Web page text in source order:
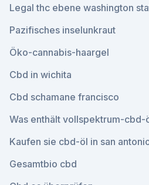
Legal thc ebene washington
Pazifisches inselunkraut
Öko-cannabis-haargel
Cbd in wichita
Cbd schamane francisco
Was enthält vollspektrum-cbd-
Kaufen sie cbd-öl in san
Gesamtbio cbd